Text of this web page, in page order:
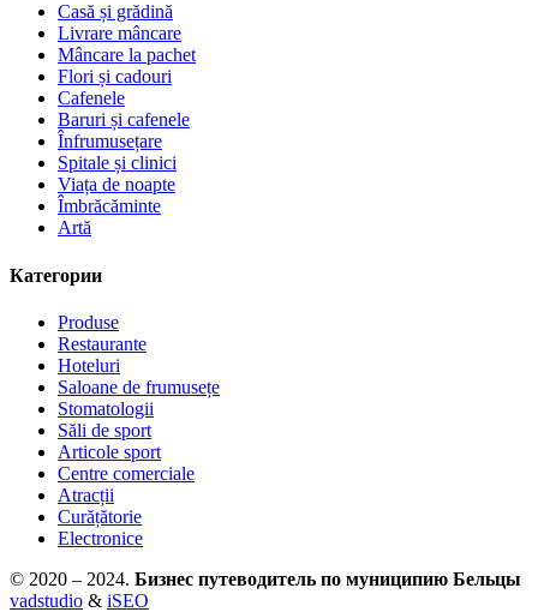
Casă și grădină
Livrare mâncare
Mâncare la pachet
Flori și cadouri
Cafenele
Baruri și cafenele
Înfrumusețare
Spitale și clinici
Viața de noapte
Îmbrăcăminte
Artă
Категории
Produse
Restaurante
Hoteluri
Saloane de frumusețe
Stomatologii
Săli de sport
Articole sport
Centre comerciale
Atracții
Curățătorie
Electronice
© 2020 – 2024. Бизнес путеводитель по муниципию Бельцы
vadstudio & iSEO